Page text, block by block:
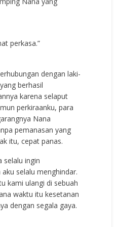
perkasa.”
dengan laki-
berhasil
karena selaput
perkiraanku, para
Nana
pemanasan yang
itu, cepat panas.
selalu ingin
selalu menghindar.
kami ulangi di sebuah
waktu itu kesetanan
dengan segala gaya.